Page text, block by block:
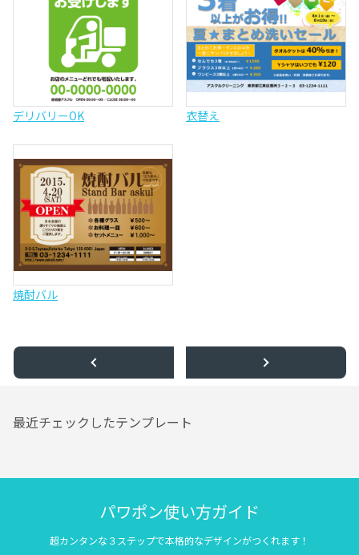
デリバリーOK 衣替え
焼酎バル
最近チェックしたテンプレート
パワポン使い方ガイド
超カンタンな３ステップで本格的なデザインがつくれます！